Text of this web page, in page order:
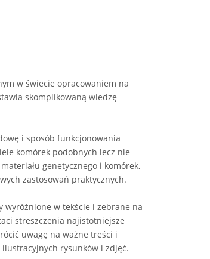
w świecie opracowaniem na
skomplikowaną wiedzę
i sposób funkcjonowania
komórek podobnych lecz nie
genetycznego i komórek,
zastosowań praktycznych.
wyróżnione w tekście i zebrane na
streszczenia najistotniejsze
uwagę na ważne treści i
ilustracyjnych rysunków i zdjęć.